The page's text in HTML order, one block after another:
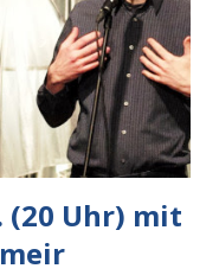
sich zurückzog.
Die Brauseboys am
Barmeyer , Jobinski
(20 Uhr) mit